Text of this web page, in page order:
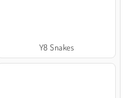
Y8 Snakes